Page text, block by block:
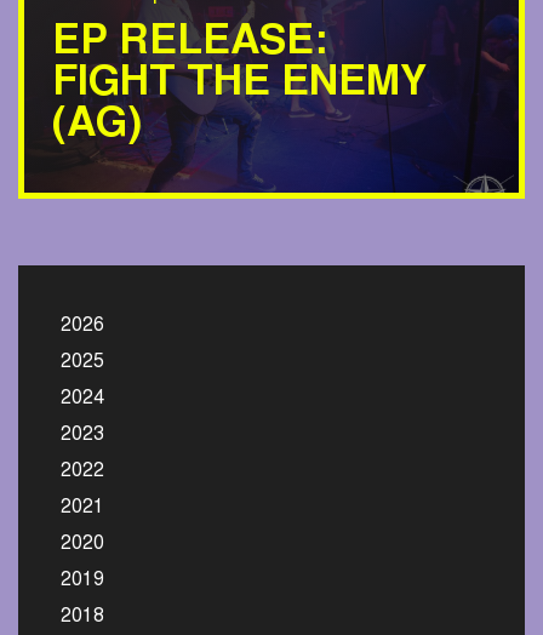
EP RELEASE:
FIGHT THE ENEMY
(AG)
2026
2025
2024
2023
2022
2021
2020
2019
2018